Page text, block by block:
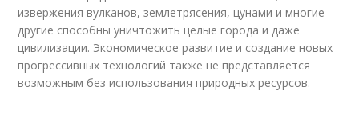
извержения вулканов, землетрясения, цунами и многие
другие способны уничтожить целые города и даже
цивилизации. Экономическое развитие и создание новых
прогрессивных технологий также не представляется
возможным без использования природных ресурсов.